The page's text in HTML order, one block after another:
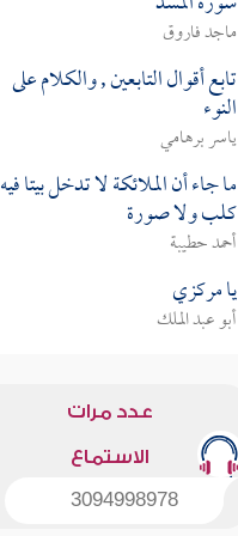
ماجد فاروق
تابع أقوال التابعين , والكلام على
النوء
ياسر برهامي
ما جاء أن الملائكة لا تدخل بيتا فيه
كلب ولا صورة
أحمد حطيبة
يا مركزي
أبو عبد الملك
عدد مرات
الاستماع
3094998978